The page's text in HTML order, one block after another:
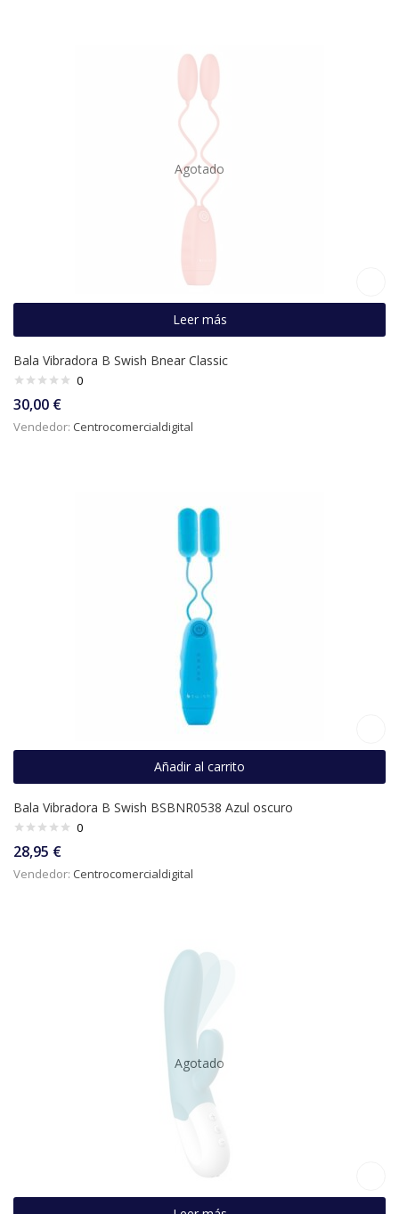
Agotado
Leer más
Bala Vibradora B Swish Bnear Classic
0
30,00 €
Vendedor: Centrocomercialdigital
Añadir al carrito
Bala Vibradora B Swish BSBNR0538 Azul oscuro
0
28,95 €
Vendedor: Centrocomercialdigital
Agotado